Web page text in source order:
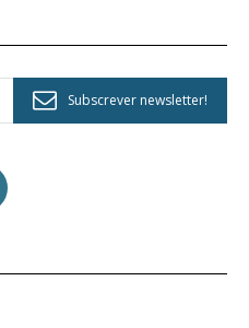
Subscrever newsletter!